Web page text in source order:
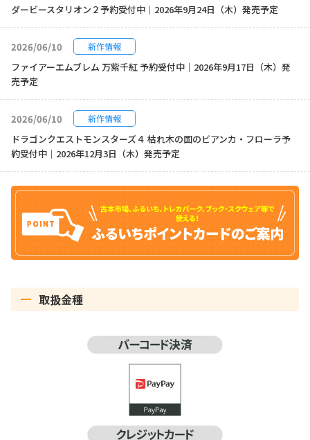
ダービースタリオン２予約受付中｜2026年9月24日（木）発売予定
2026/06/10 新作情報
ファイアーエムブレム 万紫千紅 予約受付中｜2026年9月17日（木）発
売予定
2026/06/10 新作情報
ドラゴンクエストモンスターズ４ 枯れ木の国のビアンカ・フローラ予
約受付中｜2026年12月3日（木）発売予定
取扱金種